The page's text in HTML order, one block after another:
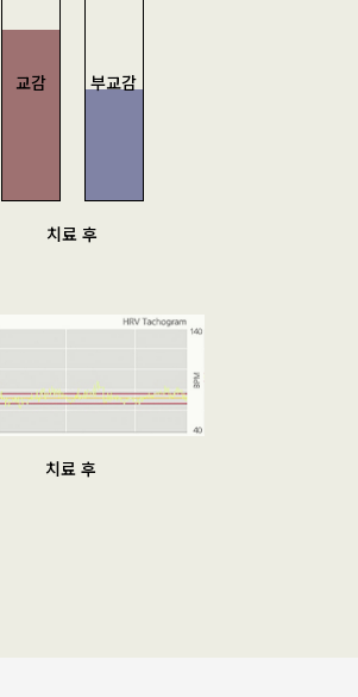
교감 부교감
치료 후
치료 후